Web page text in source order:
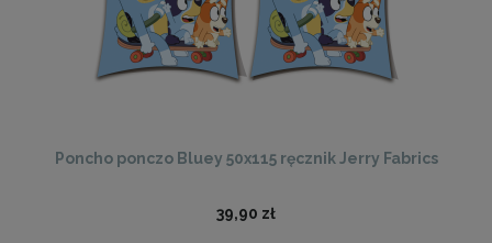
Poncho ponczo Bluey 50x115 ręcznik Jerry Fabrics
39,90 zł